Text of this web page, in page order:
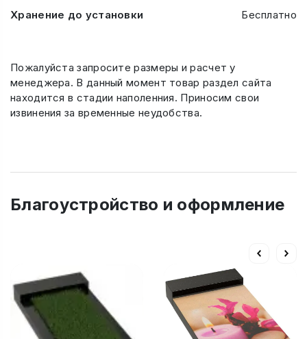
Хранение до установки
Бесплатно
Пожалуйста запросите размеры и расчет у
менеджера. В данный момент товар раздел сайта
находится в стадии наполенния. Приносим свои
извинения за временные неудобства.
Благоустройство и оформление